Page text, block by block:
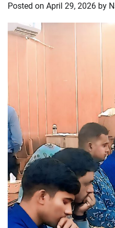
Posted on April 29, 2026 by